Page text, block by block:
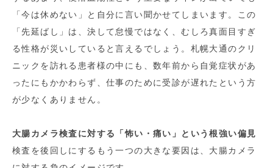
「今は休めない」と自分に言い聞かせてしまいます。この
「先延ばし」は、決して怠慢ではなく、むしろ真面目すぎ
る性格が災いしていると言えるでしょう。札幌大通のクリ
ニックを訪れる患者様の中にも、数年前から自覚症状があ
ったにもかかわらず、仕事のために受診が遅れたという方
が少なくありません。
大腸カメラ検査に対する「怖い・痛い」という根強い偏見
検査を後回しにするもう一つの大きな要因は、大腸カメラ